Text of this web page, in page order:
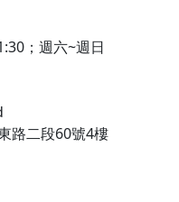
；週六~週日
路二段60號4樓